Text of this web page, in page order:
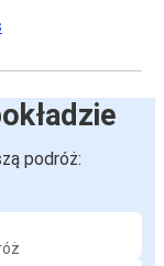
podróż: